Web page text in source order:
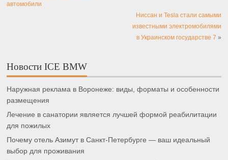
автомобили
Ниссан и Tesla стали самыми
известными электромобилями
в Украинском государстве 7 »
Новости ICE BMW
Наружная реклама в Воронеже: виды, форматы и особенности
размещения
Лечение в санатории является лучшей формой реабилитации
для пожилых
Почему отель Азимут в Санкт-Петербурге — ваш идеальный
выбор для проживания